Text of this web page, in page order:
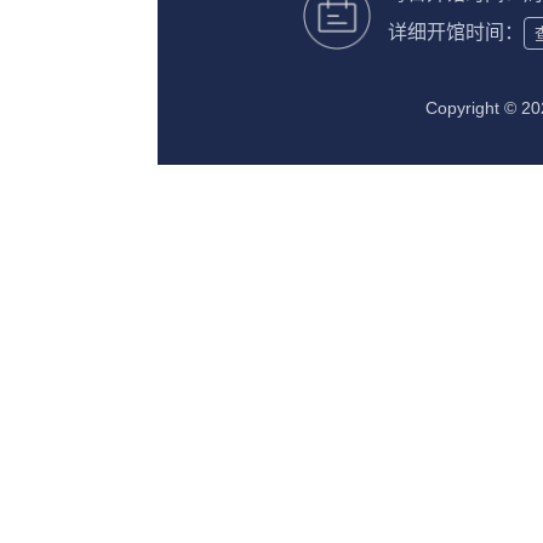
详细开馆时间：
Copyright ©